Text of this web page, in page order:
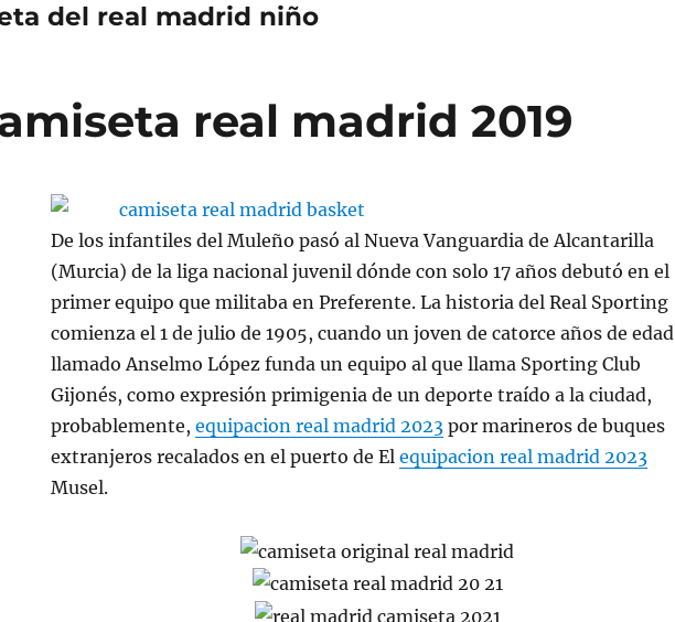
del real madrid niño
real madrid 2019
De los infantiles del Muleño pasó al Nueva Vanguardia de Alcantarilla
(Murcia) de la liga nacional juvenil dónde con solo 17 años debutó en el
primer equipo que militaba en Preferente. La historia del Real Sporting
comienza el 1 de julio de 1905, cuando un joven de catorce años de edad
llamado Anselmo López funda un equipo al que llama Sporting Club
Gijonés, como expresión primigenia de un deporte traído a la ciudad,
probablemente,equipacion real madrid 2023 por marineros de buques
extranjeros recalados en el puerto de Elequipacion real madrid 2023
Musel.